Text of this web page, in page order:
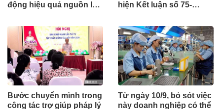
động hiệu quả nguồn lực
hiện Kết luận số 75-
Bước chuyển mình trong
công tác trợ giúp pháp lý
Từ ngày 10/9, bỏ sót việc
này doanh nghiệp có thể